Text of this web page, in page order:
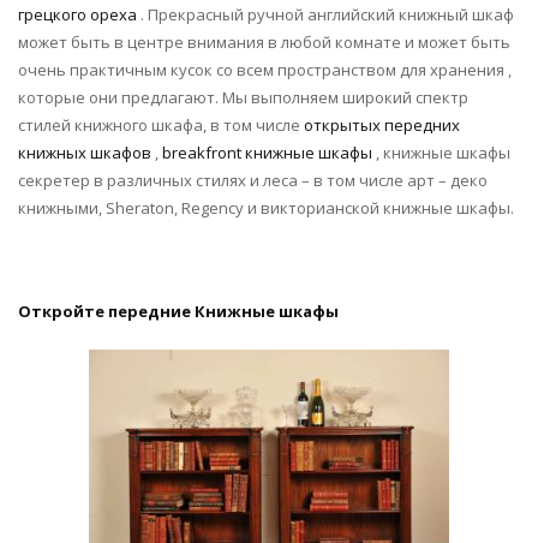
грецкого ореха . Прекрасный ручной английский книжный шкаф
может быть в центре внимания в любой комнате и может быть
очень практичным кусок со всем пространством для хранения ,
которые они предлагают. Мы выполняем широкий спектр
стилей книжного шкафа, в том числе открытых передних
книжных шкафов ,breakfront книжные шкафы , книжные шкафы
секретер в различных стилях и леса – в том числе арт – деко
книжными, Sheraton, Regency и викторианской книжные шкафы.
Откройте передние Книжные шкафы